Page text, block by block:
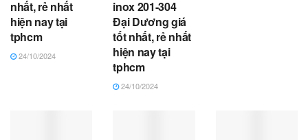
nhất, rẻ nhất
hiện nay tại
tphcm
24/10/2024
inox 201-304
Đại Dương giá
tốt nhất, rẻ nhất
hiện nay tại
tphcm
24/10/2024